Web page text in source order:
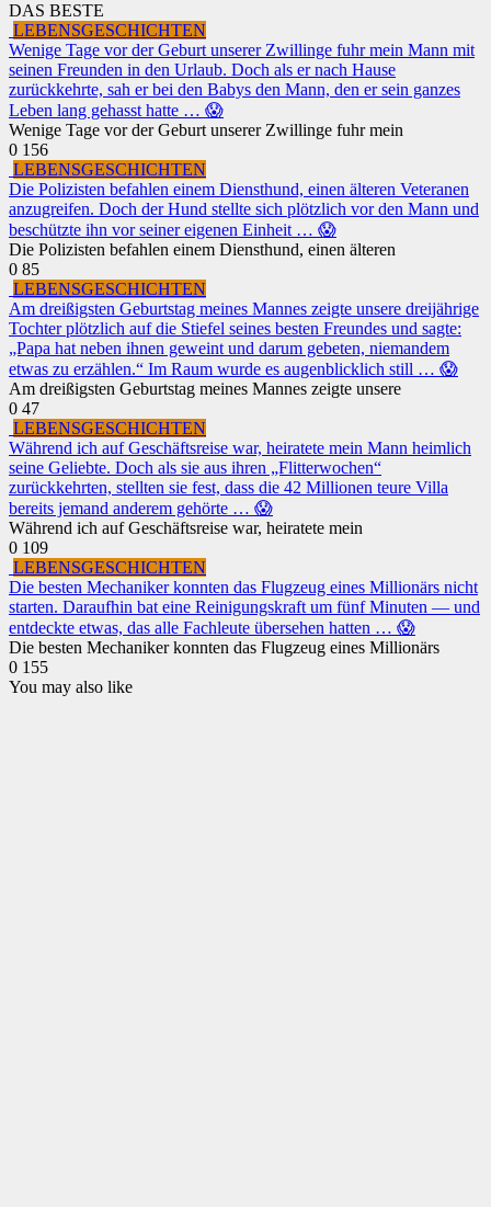
DAS BESTE
LEBENSGESCHICHTEN
Wenige Tage vor der Geburt unserer Zwillinge fuhr mein Mann mit
seinen Freunden in den Urlaub. Doch als er nach Hause
zurückkehrte, sah er bei den Babys den Mann, den er sein ganzes
Leben lang gehasst hatte … 😱
Wenige Tage vor der Geburt unserer Zwillinge fuhr mein
0 156
LEBENSGESCHICHTEN
Die Polizisten befahlen einem Diensthund, einen älteren Veteranen
anzugreifen. Doch der Hund stellte sich plötzlich vor den Mann und
beschützte ihn vor seiner eigenen Einheit … 😱
Die Polizisten befahlen einem Diensthund, einen älteren
0 85
LEBENSGESCHICHTEN
Am dreißigsten Geburtstag meines Mannes zeigte unsere dreijährige
Tochter plötzlich auf die Stiefel seines besten Freundes und sagte:
„Papa hat neben ihnen geweint und darum gebeten, niemandem
etwas zu erzählen.“ Im Raum wurde es augenblicklich still … 😱
Am dreißigsten Geburtstag meines Mannes zeigte unsere
0 47
LEBENSGESCHICHTEN
Während ich auf Geschäftsreise war, heiratete mein Mann heimlich
seine Geliebte. Doch als sie aus ihren „Flitterwochen“
zurückkehrten, stellten sie fest, dass die 42 Millionen teure Villa
bereits jemand anderem gehörte … 😱
Während ich auf Geschäftsreise war, heiratete mein
0 109
LEBENSGESCHICHTEN
Die besten Mechaniker konnten das Flugzeug eines Millionärs nicht
starten. Daraufhin bat eine Reinigungskraft um fünf Minuten — und
entdeckte etwas, das alle Fachleute übersehen hatten … 😱
Die besten Mechaniker konnten das Flugzeug eines Millionärs
0 155
You may also like